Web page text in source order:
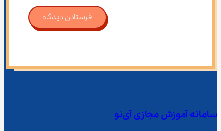
فرستادن دیدگاه
سامانه آموزش مجازی آی‌نو